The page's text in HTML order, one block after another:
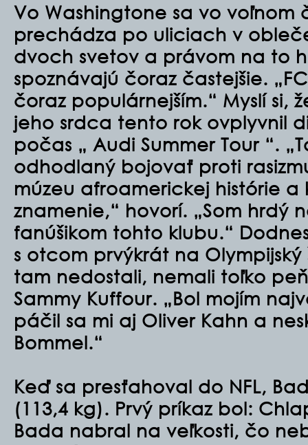
Vo Washingtone sa vo voľnom
prechádza po uliciach v
dvoch svetov a právom na to
spoznávajú čoraz častejšie.
čoraz populárnejším.“ Myslí si,
jeho srdca tento rok ovplyvnil
počas „ Audi Summer Tour “.
odhodlaný bojovať proti
múzeu afroamerickej histórie a
znamenie,“ hovorí. „Som hrdý
fanúšikom tohto klubu.“
s otcom prvýkrát na
tam nedostali, nemali toľko
Sammy Kuffour. „Bol mojím
páčil sa mi aj Oliver Kahn a
Bommel.“
Keď sa presťahoval do NFL,
(113,4 kg). Prvý príkaz bol:
Bada nabral na veľkosti, čo